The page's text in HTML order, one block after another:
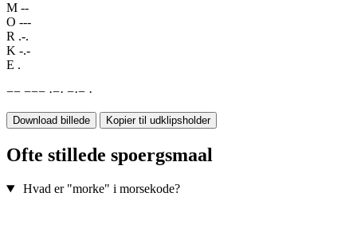
M --
O ---
R .-.
K -.-
E .
−− −−− ·−· −·− ·
Download billede Kopier til udklipsholder
Ofte stillede spoergsmaal
Hvad er "morke" i morsekode?